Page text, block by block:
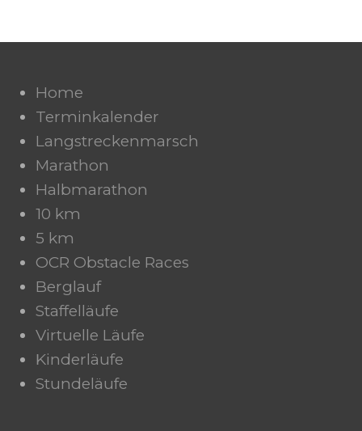
Home
Terminkalender
Langstreckenmarsch
Marathon
Halbmarathon
10 km
5 km
OCR Obstacle Races
Berglauf
Staffelläufe
Virtuelle Läufe
Kinderläufe
Stundeläufe